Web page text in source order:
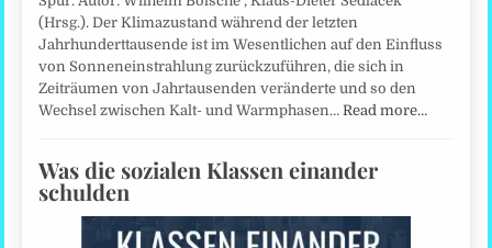
(Hrsg.). Der Klimazustand während der letzten
Jahrhunderttausende ist im Wesentlichen auf den Einfluss
von Sonneneinstrahlung zurückzuführen, die sich in
Zeiträumen von Jahrtausenden veränderte und so den
Wechsel zwischen Kalt- und Warmphasen…Read more…
Was die sozialen Klassen einander
schulden